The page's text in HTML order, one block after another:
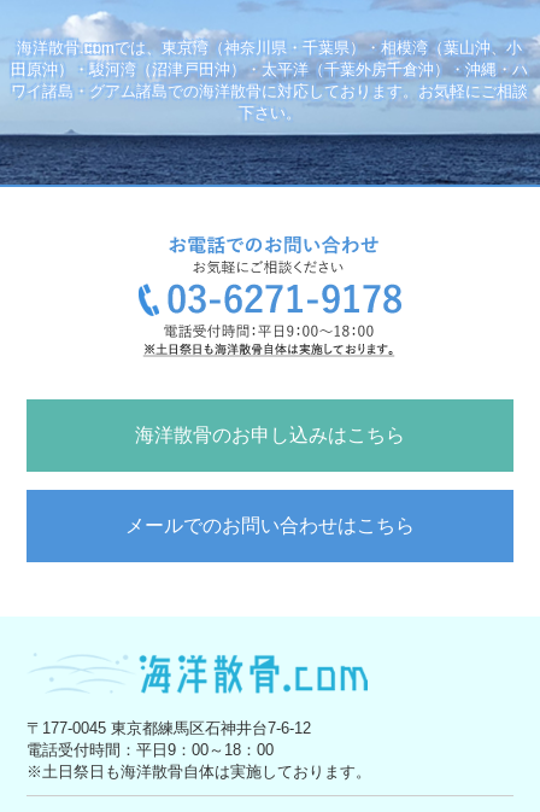
海洋散骨.comでは、東京湾（神奈川県・千葉県）・相模湾（葉山沖、小
田原沖）・駿河湾（沼津戸田沖）・太平洋（千葉外房千倉沖）・沖縄・ハ
ワイ諸島・グアム諸島での海洋散骨に対応しております。お気軽にご相談
下さい。
海洋散骨のお申し込みはこちら
メールでのお問い合わせはこちら
〒177-0045 東京都練馬区石神井台7-6-12
電話受付時間：平日9：00～18：00
※土日祭日も海洋散骨自体は実施しております。